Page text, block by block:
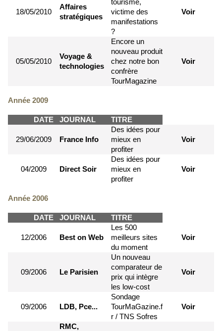
18/05/2010
Affaires
stratégiques
tourisme,
victime des
manifestations
?
Voir
05/05/2010
Voyage &
technologies
Encore un
nouveau produit
chez notre bon
confrère
TourMagazine
Voir
Année 2009
DATE JOURNAL TITRE
29/06/2009 France Info
Des idées pour
mieux en
profiter
Voir
04/2009 Direct Soir
Des idées pour
mieux en
profiter
Voir
Année 2006
DATE JOURNAL TITRE
12/2006 Best on Web
Les 500
meilleurs sites
du moment
Voir
09/2006 Le Parisien
Un nouveau
comparateur de
prix qui intègre
les low-cost
Voir
09/2006 LDB, Pce...
Sondage
TourMaGazine.f
r / TNS Sofres
Voir
RMC,